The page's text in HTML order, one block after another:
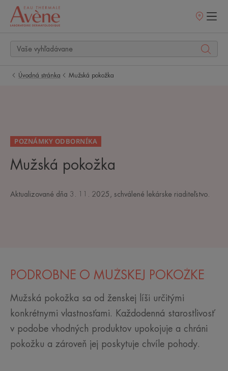
Predajné
Úvodná stránka Mužská pokožka
POZNÁMKY ODBORNÍKA
Mužská pokožka
Aktualizované dňa 3. 11. 2025 , schválené lekárske riaditeľstvo
PODROBNE O MUŽSKEJ POKOŽKE
Mužská pokožka sa od ženskej líši určitými
konkrétnymi vlastnosťami. Každodenná starostlivosť
v podobe vhodných produktov upokojuje a chráni
pokožku a zároveň jej poskytuje chvíle pohody.